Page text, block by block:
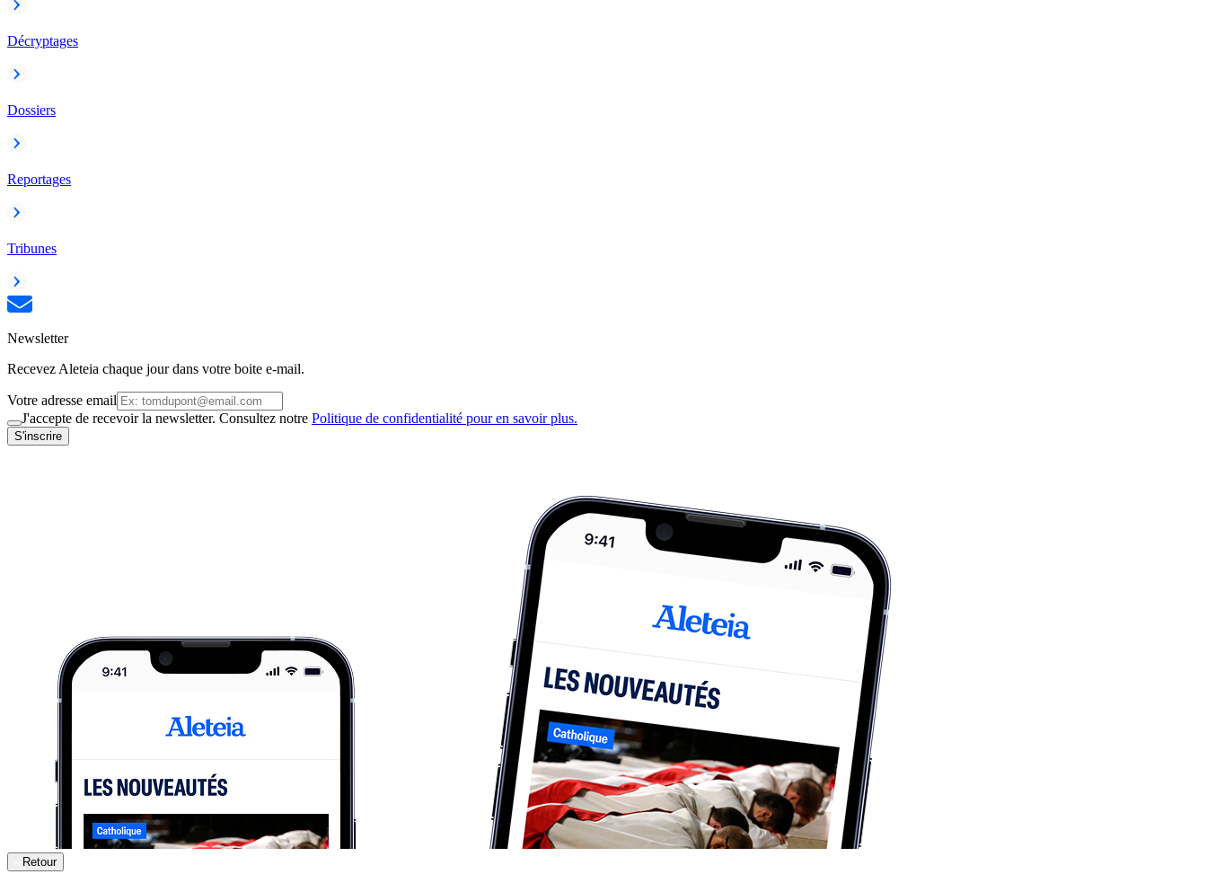
Décryptages
Dossiers
Reportages
Tribunes
Newsletter
Recevez Aleteia chaque jour dans votre boite e-mail.
Votre adresse email
J'accepte de recevoir la newsletter. Consultez notre Politique de confidentialité pour en savoir plus.
S'inscrire
Retour